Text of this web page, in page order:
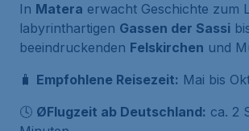
In Matera erwacht Geschichte zum
labyrinthartigen Gassen der Sassi
beeindruckenden Felskirchen und
🧳 Empfohlene Reisezeit: Mai bis
🕓 ØFlugzeit ab Deutschland: ca. 2